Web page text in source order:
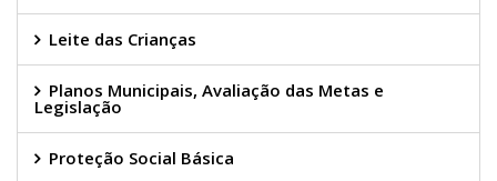
Leite das Crianças
Planos Municipais, Avaliação das Metas e
Legislação
Proteção Social Básica